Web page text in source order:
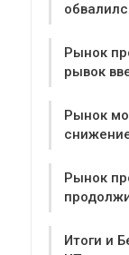
Рынок
рывок
Рынок
Рынок
Итоги и